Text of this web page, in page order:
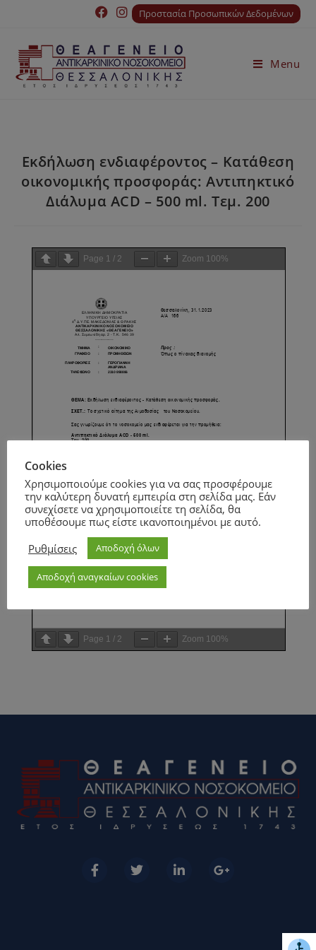
Προστασία Προσωπικών Δεδομένων
Menu
Εκδήλωση ενδιαφέροντος – Κατάθεση
οικονομικής προσφοράς: Αντιπηκτικό
Διάλυμα ACD – 500 ml. Τεμ. 200
Page 1 / 2 Zoom 100%
Page 1 / 2 Zoom 100%
Cookies
Χρησιμοποιούμε cookies για να σας προσφέρουμε
την καλύτερη δυνατή εμπειρία στη σελίδα μας. Εάν
συνεχίσετε να χρησιμοποιείτε τη σελίδα, θα
υποθέσουμε πως είστε ικανοποιημένοι με αυτό.
Ρυθμίσεις
Αποδοχή όλων
Αποδοχή αναγκαίων cookies